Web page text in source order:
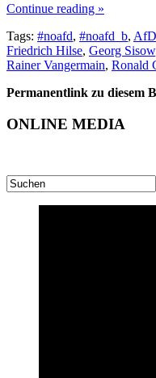
Continue reading »
Tags: #noafd, #noafd_b, AfD
Friedrich Hilse, Georg Sisow
Rainer Vangermain, Ronald
Permanentlink zu diesem
ONLINE MEDIA